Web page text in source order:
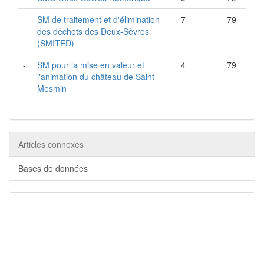
-
SM de traitement et d'élimination
des déchets des Deux-Sèvres
(SMITED)
7 79
-
SM pour la mise en valeur et
l'animation du château de Saint-
Mesmin
4 79
Articles connexes
Bases de données